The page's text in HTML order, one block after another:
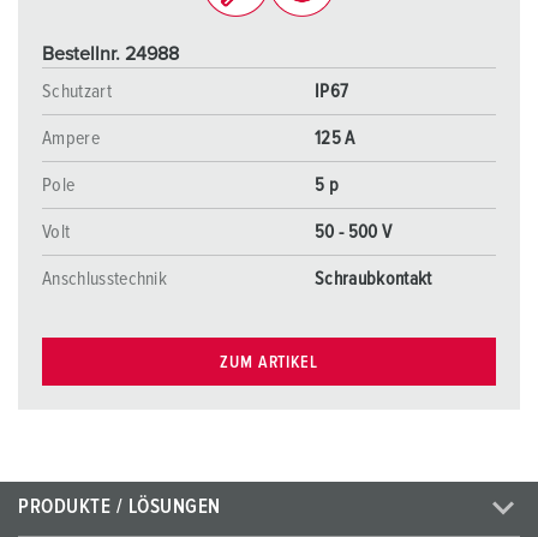
Bestellnr. 24988
Schutzart
IP67
Ampere 125 A
Pole 5 p
Volt 50 - 500 V
Anschlusstechnik Schraubkontakt
ZUM ARTIKEL
PRODUKTE / LÖSUNGEN